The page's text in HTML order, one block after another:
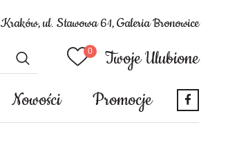
Kraków, ul. Stawowa 61, Galeria Bronowice
Twoje Ulubione
Nowości Promocje